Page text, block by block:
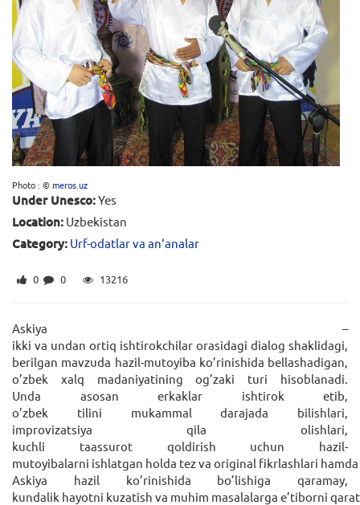
Photo : ©meros.uz
Under Unesco:Yes
Location: Uzbekistan
Category: Urf-odatlar va an‘analar
0 0 13216
Askiya –
ikki va undan ortiq ishtirokchilar orasidagi dialog shaklidagi,
berilgan mavzuda hazil-mutoyiba ko’rinishida bellashadigan,
o’zbek xalq madaniyatining og’zaki turi hisoblanadi.
Unda asosan erkaklar ishtirok etib,
o’zbek tilini mukammal darajada bilishlari,
improvizatsiya qila olishlari,
kuchli taassurot qoldirish uchun hazil-
mutoyibalarni ishlatgan holda tez va original fikrlashlari
Askiya hazil ko’rinishida bo’lishiga qaramay,
kundalik hayotni kuzatish va muhim masalalarga e’tiborni